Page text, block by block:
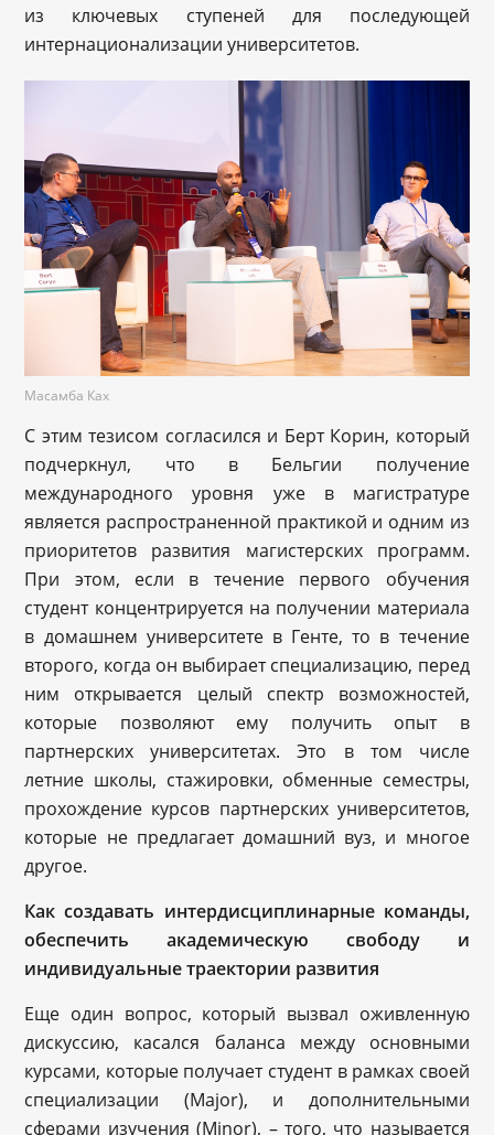
из ключевых ступеней для последующей
интернационализации университетов.
Масамба Ках
С этим тезисом согласился и Берт Корин, который
подчеркнул, что в Бельгии получение
международного уровня уже в магистратуре
является распространенной практикой и одним из
приоритетов развития магистерских программ.
При этом, если в течение первого обучения
студент концентрируется на получении материала
в домашнем университете в Генте, то в течение
второго, когда он выбирает специализацию, перед
ним открывается целый спектр возможностей,
которые позволяют ему получить опыт в
партнерских университетах. Это в том числе
летние школы, стажировки, обменные семестры,
прохождение курсов партнерских университетов,
которые не предлагает домашний вуз, и многое
другое.
Как создавать интердисциплинарные команды,
обеспечить академическую свободу и
индивидуальные траектории развития
Еще один вопрос, который вызвал оживленную
дискуссию, касался баланса между основными
курсами, которые получает студент в рамках своей
специализации (Major), и дополнительными
сферами изучения (Minor), – того, что называется